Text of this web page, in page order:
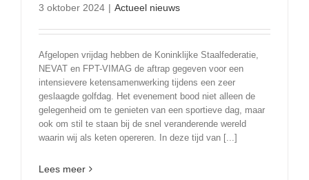
3 oktober 2024 | Actueel nieuws
Afgelopen vrijdag hebben de Koninklijke Staalfederatie,
NEVAT en FPT-VIMAG de aftrap gegeven voor een
intensievere ketensamenwerking tijdens een zeer
geslaagde golfdag. Het evenement bood niet alleen de
gelegenheid om te genieten van een sportieve dag, maar
ook om stil te staan bij de snel veranderende wereld
waarin wij als keten opereren. In deze tijd van [...]
Lees meer